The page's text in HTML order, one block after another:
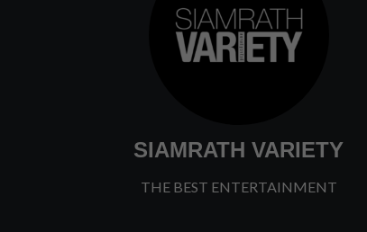
SIAMRATH VARIETY
THE BEST ENTERTAINMENT